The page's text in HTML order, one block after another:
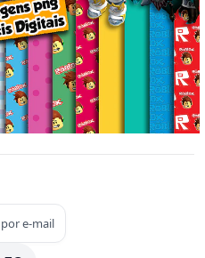
por e-mail